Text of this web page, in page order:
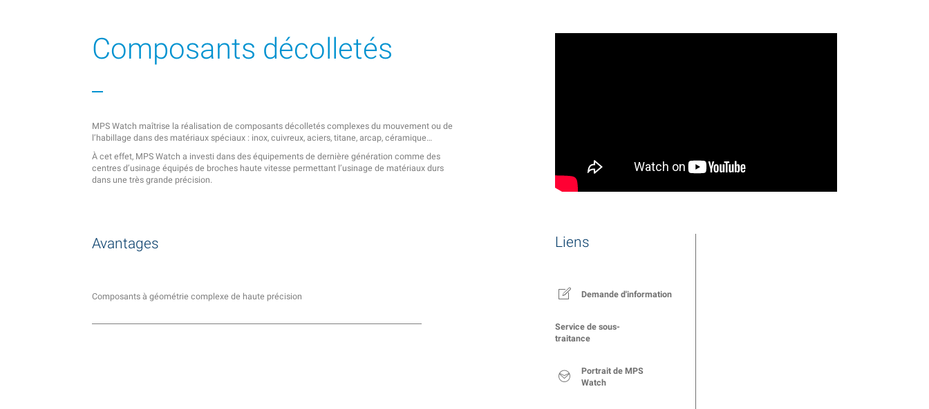
Composants décolletés
MPS Watch maîtrise la réalisation de composants décolletés complexes du mouvement ou de
l’habillage dans des matériaux spéciaux : inox, cuivreux, aciers, titane, arcap, céramique…
À cet effet, MPS Watch a investi dans des équipements de dernière génération comme des
centres d’usinage équipés de broches haute vitesse permettant l’usinage de matériaux durs
dans une très grande précision.
Avantages
Composants à géométrie complexe de haute précision
Liens
Demande d'information
Service de sous-
traitance
Portrait de MPS
Watch